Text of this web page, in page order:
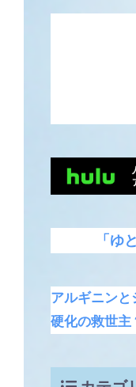
「ゆ
アルギニン
硬化の救世主